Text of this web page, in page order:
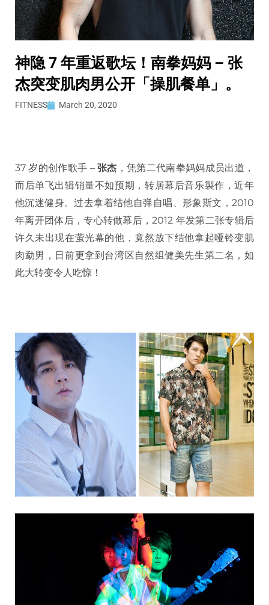
神隐 7 年重返歌坛！南拳妈妈 – 张
杰突变肌肉男公开「操肌餐单」。
FITNESS March 20, 2020
37 岁的创作歌手 – 张杰 ，凭第二代南拳妈妈成员出道，
而后单飞出辑销量不如预期，转居幕后音乐製作，近年
他沉迷健身。过去拿着结他自弹自唱、形象斯文，2010
年离开团体后，专心转做幕后，2012 年发第二张专辑后
许久未出现在萤光幕的他，竟然放下结他拿起哑铃变肌
肉勐男，日前更拿到台湾区自然组健美先生第二名，如
此大转变令人吃惊！